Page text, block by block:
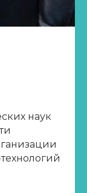
наук